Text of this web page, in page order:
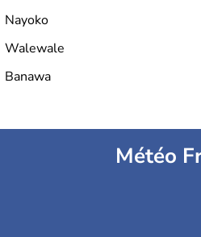
Nayoko
Walewale
Banawa
Météo